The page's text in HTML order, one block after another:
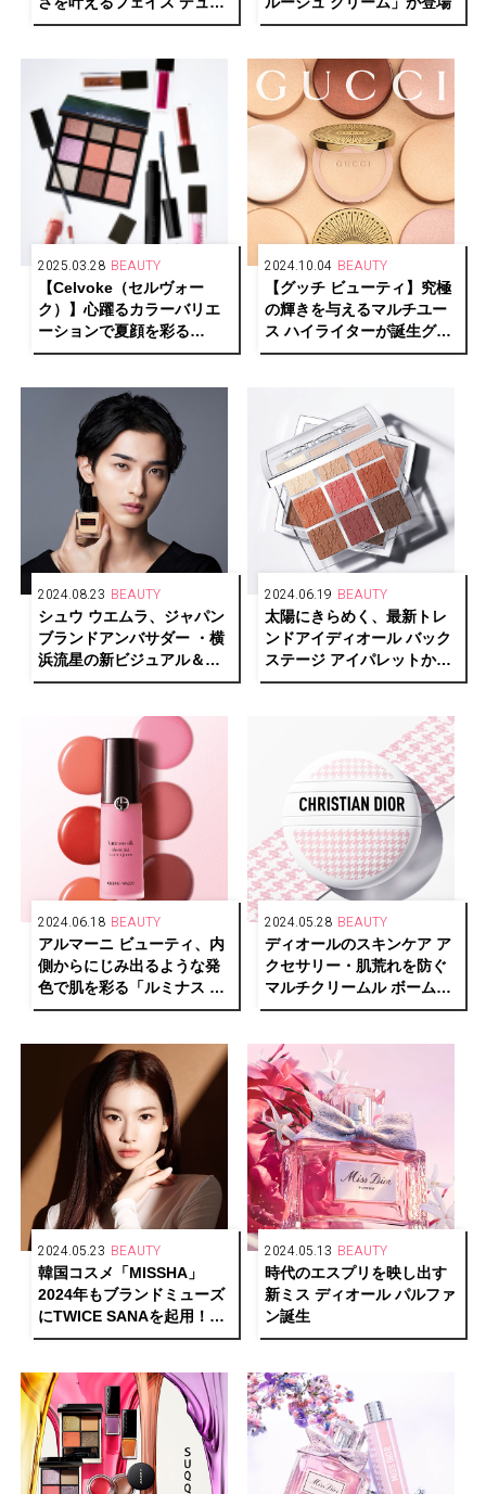
が誕生
2025.03.28 BEAUTY
【Celvoke（セルヴォー
ク）】心躍るカラーバリエ
ーションで夏顔を彩る
Summer Makeup
2024.10.04 BEAUTY
【グッチ ビューティ】究極
の輝きを与えるマルチユー
ス ハイライターが誕生グッ
チ グロウ ハイライター
2024.08.23 BEAUTY
シュウ ウエムラ、ジャパン
ブランドアンバサダー ・横
浜流星の新ビジュアル＆動
画公開
2024.06.19 BEAUTY
太陽にきらめく、最新トレ
ンドアイディオール バック
ステージ アイパレットから
新色が登場
2024.06.18 BEAUTY
アルマーニ ビューティ、内
側からにじみ出るような発
色で肌を彩る「ルミナス シ
ルク チーク ティント」が登
2024.05.28 BEAUTY
ディオールのスキンケア ア
クセサリー・肌荒れを防ぐ
マルチクリームル ボームに
限定デザインが登場
2024.05.23 BEAUTY
韓国コスメ「MISSHA」
2024年もブランドミューズ
にTWICE SANAを起用！新
ビジュアルも公開
2024.05.13 BEAUTY
時代のエスプリを映し出す
新ミス ディオール パルファ
ン誕生